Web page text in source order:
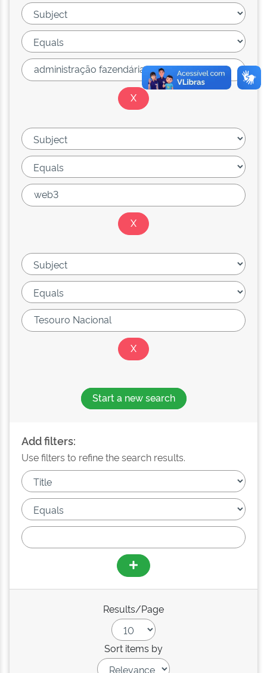
Start a new search
Add filters:
Use filters to refine the search results.
Results/Page
Sort items by